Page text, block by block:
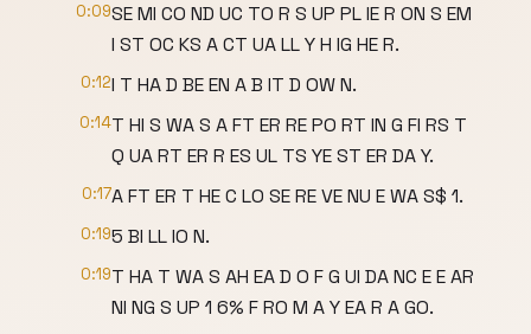
0:09SE MI CO ND UC TO R S UP PL IE R ON S EM
I ST OC KS A CT UA LL Y H IG HE R.
0:12I T HA D BE EN A B IT D OW N.
0:14T HI S WA S A FT ER RE PO RT IN G FI RS T
Q UA RT ER R ES UL TS YE ST ER DA Y.
0:17A FT ER T HE C LO SE RE VE NU E WA S$ 1.
0:195 BI LL IO N.
0:19T HA T WA S AH EA D O F G UI DA NC E E AR
NI NG S UP 1 6% F RO M A Y EA R A GO.